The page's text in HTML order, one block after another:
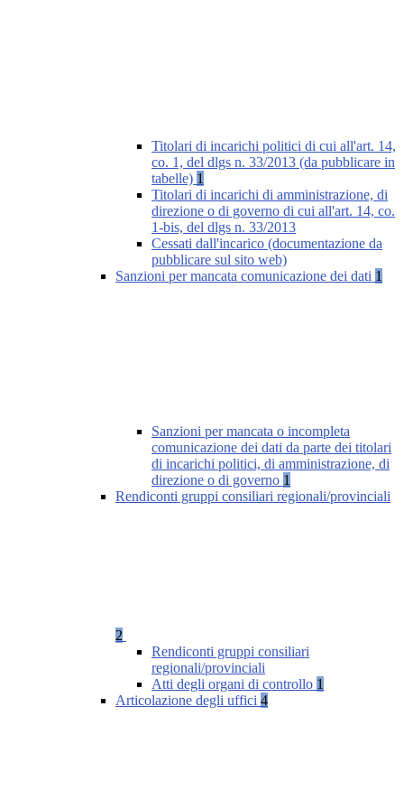
Titolari di incarichi politici di cui all'art. 14,
co. 1, del dlgs n. 33/2013 (da pubblicare in
tabelle) 1
Titolari di incarichi di amministrazione, di
direzione o di governo di cui all'art. 14, co.
1-bis, del dlgs n. 33/2013
Cessati dall'incarico (documentazione da
pubblicare sul sito web)
Sanzioni per mancata comunicazione dei dati 1
Sanzioni per mancata o incompleta
comunicazione dei dati da parte dei titolari
di incarichi politici, di amministrazione, di
direzione o di governo 1
Rendiconti gruppi consiliari regionali/provinciali
2
Rendiconti gruppi consiliari
regionali/provinciali
Atti degli organi di controllo 1
Articolazione degli uffici 4